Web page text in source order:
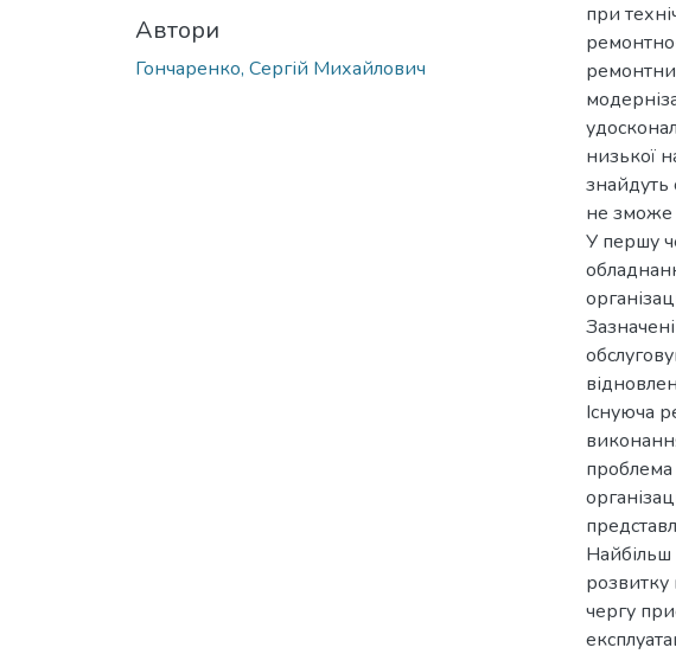
Автори
Гончаренко, Сергій Михайлович
при
низької
знайдуть
не зможе
У першу
Існуюча
чергу